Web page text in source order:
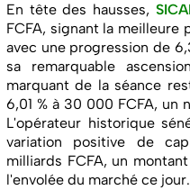
En tête des hausses,
FCFA, signant la meilleure
avec une progression de
sa remarquable
marquant de la séance
6,01 % à 30 000 FCFA, un
L'opérateur historique
variation positive de
milliards FCFA, un
l'envolée du marché ce jour.